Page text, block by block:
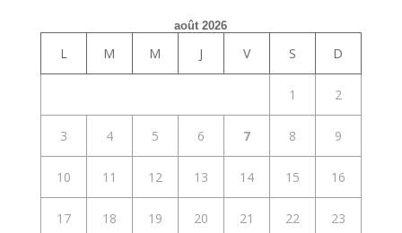
août 2026
L M M J V S D
1 2
3 4 5 6 7 8 9
10 11 12 13 14 15 16
17 18 19 20 21 22 23